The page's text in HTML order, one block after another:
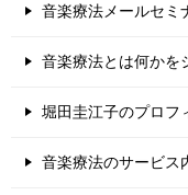
音楽療法メールセミ
音楽療法とは何かを
堀田圭江子のプロフ
音楽療法のサービス